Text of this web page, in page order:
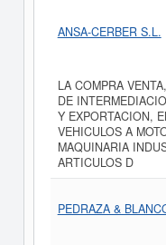
ANSA-CERBER S.L.
LA COMPRA
DE
Y EXPORTACION,
VEHICULOS A
MAQUINARIA
ARTICULOS D
PEDRAZA &